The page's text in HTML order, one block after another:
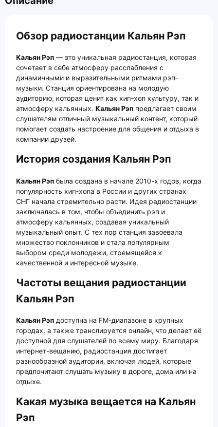
Обзор радиостанции Кальян Рэп
Кальян Рэп — это уникальная радиостанция, которая
сочетает в себе атмосферу расслабления с
динамичными и выразительными ритмами рэп-
музыки. Станция ориентирована на молодую
аудиторию, которая ценит как хип-хоп культуру, так и
атмосферу кальянных. Кальян Рэп предлагает своим
слушателям отличный музыкальный контент, который
помогает создать настроение для общения и отдыха в
компании друзей.
История создания Кальян Рэп
Кальян Рэп была создана в начале 2010-х годов, когда
популярность хип-хопа в России и других странах
СНГ начала стремительно расти. Идея радиостанции
заключалась в том, чтобы объединить рэп и
атмосферу кальянных, создавая уникальный
музыкальный опыт. С тех пор станция завоевала
множество поклонников и стала популярным
выбором среди молодежи, стремящейся к
качественной и интересной музыке.
Частоты вещания радиостанции
Кальян Рэп
Кальян Рэп доступна на FM-диапазоне в крупных
городах, а также транслируется онлайн, что делает её
доступной для слушателей по всему миру. Благодаря
интернет-вещанию, радиостанция достигает
разнообразной аудитории, включая людей, которые
предпочитают слушать музыку в дороге, дома или на
отдыхе.
Какая музыка вещается на Кальян
Рэп